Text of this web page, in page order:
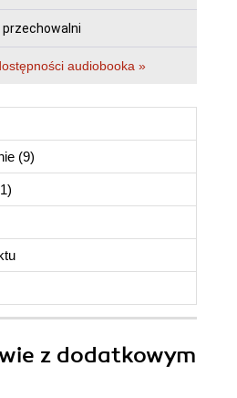
przechowalni
audiobooka »
(9)
z dodatkowym